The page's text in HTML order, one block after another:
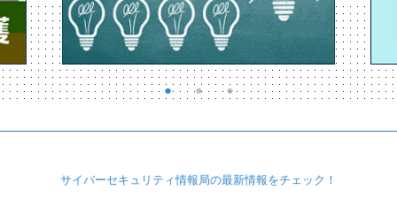
サイバーセキュリティ情報局の最新情報をチェック！